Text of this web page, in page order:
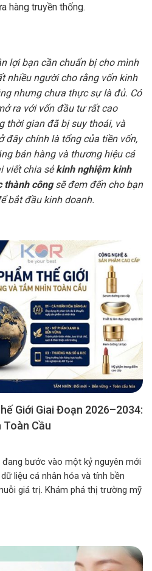
hàng truyền thống.
lợi bạn cần chuẩn bị cho mình
nhiều người cho rằng vốn kinh
nhưng chưa thực sự là đủ. Có
ra với vốn đầu tư rất cao
thời gian đã bị suy thoái, và
đây chính là tổng của tiền vốn,
bán hàng và thương hiệu cá
viết chia sẻkinh nghiệm kinh
thành côngsẽ đem đến cho bạn
bắt đầu kinh doanh.
Giới Giai Đoạn 2026–2034:
Toàn Cầu
bước vào một kỷ nguyên mới
liệu cá nhân hóa và tính bền
giá trị. Khám phá thị trường mỹ